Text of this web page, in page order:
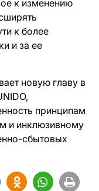
к изменению
к более
и за ее
новую главу в
принципам
и инклюзивному
сбытовых